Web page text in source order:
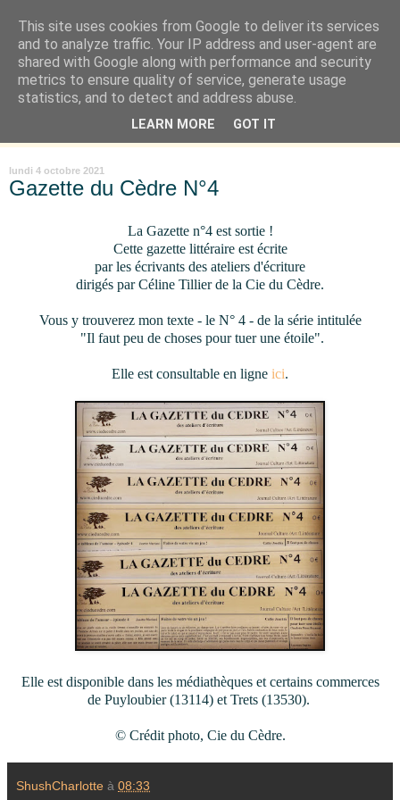
Là où je suis née
"Les temps sont durs pour les rêveurs" mais shush shush,
j'ai le cœur à l'affût et j'ouvre mon carnet de peau. « Soyez
vous-même, tous les autres sont déjà pris. » Oscar Wilde
lundi 4 octobre 2021
Gazette du Cèdre N°4
La Gazette n°4 est sortie !
Cette gazette littéraire est écrite
par les écrivants des ateliers d'écriture
dirigés par Céline Tillierde la Cie du Cèdre.
Vous y trouverez mon texte - le N° 4 - de la série intitulée
"Il faut peu de choses pour tuer une étoile".
Elle est consultable en ligne ici.
Elle est disponible dans les médiathèques et certains commerces
de Puyloubier (13114) et Trets (13530).
© Crédit photo, Cie du Cèdre.
ShushCharlotte à 08:33
This site uses cookies from Google to deliver its services
and to analyze traffic. Your IP address and user-agent are
shared with Google along with performance and security
metrics to ensure quality of service, generate usage
statistics, and to detect and address abuse.
LEARN MORE GOT IT